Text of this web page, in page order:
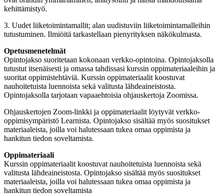
kehittämistyö.
3. Uudet liiketoimintamallit; alan uudistuviin liiketoimintamalleihin
tutustuminen. Ilmiöitä tarkastellaan pienyrityksen näkökulmasta.
Opetusmenetelmät
Opintojakso suoritetaan kokonaan verkko-opintoina. Opintojaksolla
tutustut itsenäisesti ja omassa tahdissasi kurssin oppimateriaaleihin ja
suoritat oppimistehtäviä. Kurssin oppimateriaalit koostuvat
nauhoitetuista luennoista sekä valitusta lähdeaineistosta.
Opintojaksolla tarjotaan vapaaehtoisia ohjauskertoja Zoomissa.
Ohjauskertojen Zoom-linkki ja oppimateriaalit löytyvät verkko-
oppimisympäristö Learnista. Opintojakso sisältää myös suositukset
materiaaleista, joilla voi halutessaan tukea omaa oppimista ja
hankitun tiedon soveltamista.
Oppimateriaali
Kurssin oppimateriaalit koostuvat nauhoitetuista luennoista sekä
valitusta lähdeaineistosta. Opintojakso sisältää myös suositukset
materiaaleista, joilla voi halutessaan tukea omaa oppimista ja
hankitun tiedon soveltamista